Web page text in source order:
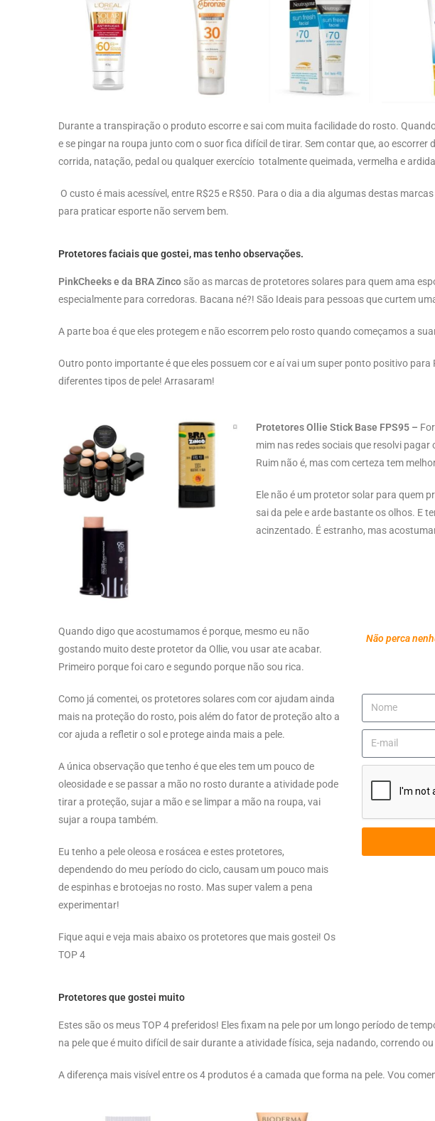
Durante a transpiração o produto escorre e sai com muita facilidade do rosto.
e se pingar na roupa junto com o suor fica difícil de tirar. Sem contar que, ao escorrer
corrida, natação, pedal ou qualquer exercício totalmente queimada, vermelha e
O custo é mais acessível, entre R$25 e R$50. Para o dia a dia algumas destas
para praticar esporte não servem bem.
Protetores faciais que gostei, mas tenho observações.
PinkCheeks e da BRA Zinco são as marcas de protetores solares para quem ama
especialmente para corredoras. Bacana né?! São Ideais para pessoas que curtem
A parte boa é que eles protegem e não escorrem pelo rosto quando começamos a
Outro ponto importante é que eles possuem cor e aí vai um super ponto positivo para
diferentes tipos de pele! Arrasaram!
Protetores Ollie Stick Base FPS95 –
mim nas redes sociais que resolvi
Ruim não é, mas com certeza tem
Ele não é um protetor solar para quem
sai da pele e arde bastante os olhos. E
acinzentado. É estranho, mas
Quando digo que acostumamos é porque, mesmo eu não
gostando muito deste protetor da Ollie, vou usar ate acabar.
Primeiro porque foi caro e segundo porque não sou rica.
Como já comentei, os protetores solares com cor ajudam ainda
mais na proteção do rosto, pois além do fator de proteção alto a
cor ajuda a refletir o sol e protege ainda mais a pele.
A única observação que tenho é que eles tem um pouco de
oleosidade e se passar a mão no rosto durante a atividade pode
tirar a proteção, sujar a mão e se limpar a mão na roupa, vai
sujar a roupa também.
Eu tenho a pele oleosa e rosácea e estes protetores,
dependendo do meu período do ciclo, causam um pouco mais
de espinhas e brotoejas no rosto. Mas super valem a pena
experimentar!
Fique aqui e veja mais abaixo os protetores que mais gostei! Os
TOP 4
Não perca
Protetores que gostei muito
Estes são os meus TOP 4 preferidos! Eles fixam na pele por um longo período de
na pele que é muito difícil de sair durante a atividade física, seja nadando, correndo
A diferença mais visível entre os 4 produtos é a camada que forma na pele. Vou